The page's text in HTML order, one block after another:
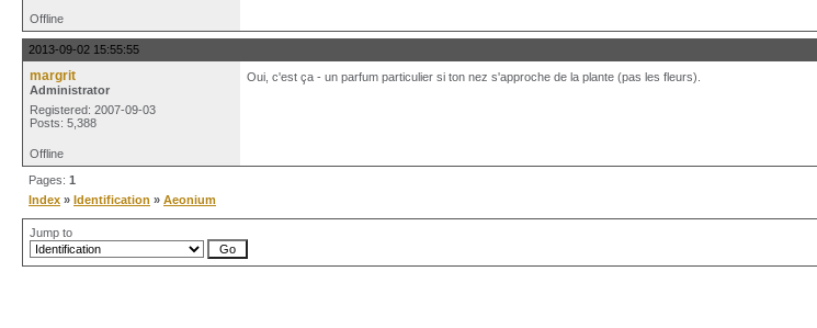
Offline
2013-09-02 15:55:55
margrit
Administrator
Registered: 2007-09-03
Posts: 5,388
Oui, c'est ça - un parfum particulier si ton nez s'approche de la plante (pas les fleurs).
Offline
Pages: 1
Index » Identification » Aeonium
Jump to